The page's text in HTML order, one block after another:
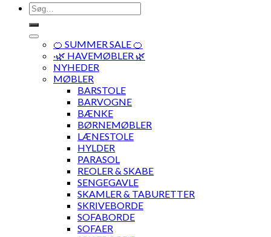
Søg
efter:
🍊 SUMMER SALE 🍊
·🌿 HAVEMØBLER 🌿
NYHEDER
MØBLER
BARSTOLE
BARVOGNE
BÆNKE
BØRNEMØBLER
LÆNESTOLE
HYLDER
PARASOL
REOLER & SKABE
SENGEGAVLE
SKAMLER & TABURETTER
SKRIVEBORDE
SOFABORDE
SOFAER